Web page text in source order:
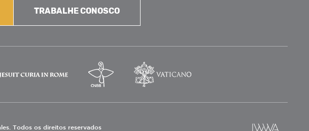
TRABALHE CONOSCO
Todos os direitos reservados